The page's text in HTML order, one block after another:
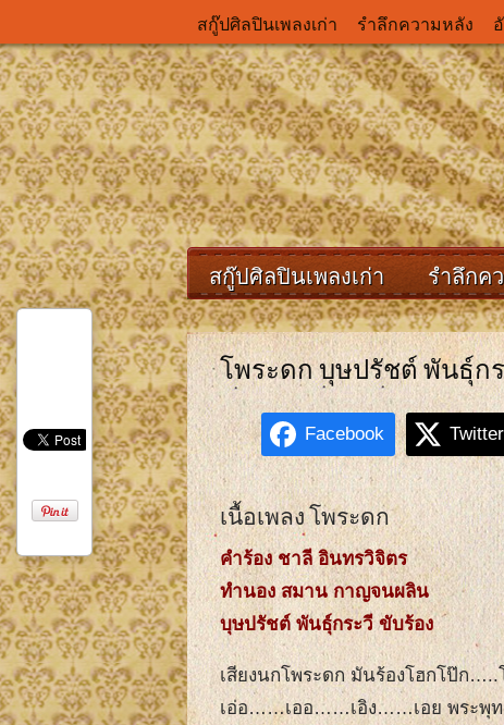
สกู๊ปศิลปินเพลงเก่า รำลึกความหลัง
สกู๊ปศิลปินเพลงเก่า รำลึกค
โพระดก บุษปรัชต์ พันธุ์ก
Facebook Twitter
เนื้อเพลง โพระดก
คําร้อง ชาลี อินทรวิจิตร
ทํานอง สมาน กาญจนผลิน
บุษปรัชต์ พันธุ์กระวี ขับร้อง
เสียงนกโพระดก มันร้องโฮกโป๊ก
เอ่อ……เออ……เอิง……เอย พระพุท